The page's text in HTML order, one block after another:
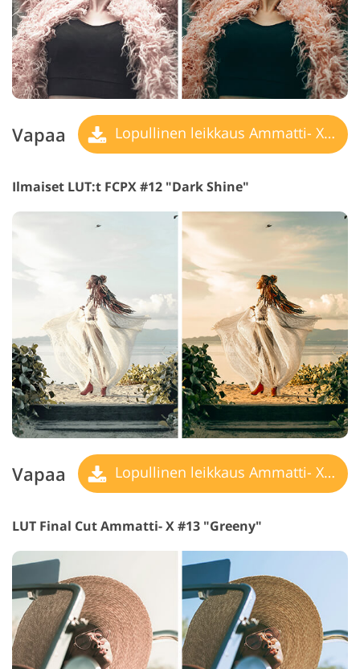
Vapaa Lopullinen leikkaus Ammatti- X LUT
Ilmaiset LUT:t FCPX #12 "Dark Shine"
Vapaa Lopullinen leikkaus Ammatti- X LUT
LUT Final Cut Ammatti- X #13 "Greeny"